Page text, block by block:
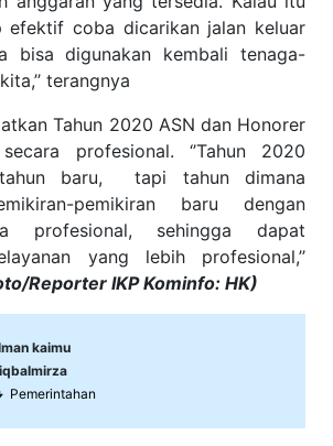
efektif coba dicarikan jalan keluar
bisa digunakan kembali tenaga-
terangnya
Tahun 2020 ASN dan Honorer
profesional. ‘’Tahun 2020
baru, tapi tahun dimana
pemikiran baru dengan
profesional, sehingga dapat
yang lebih profesional,’’
Reporter IKP Kominfo: HK)
kaimu
iqbalmirza
Pemerintahan